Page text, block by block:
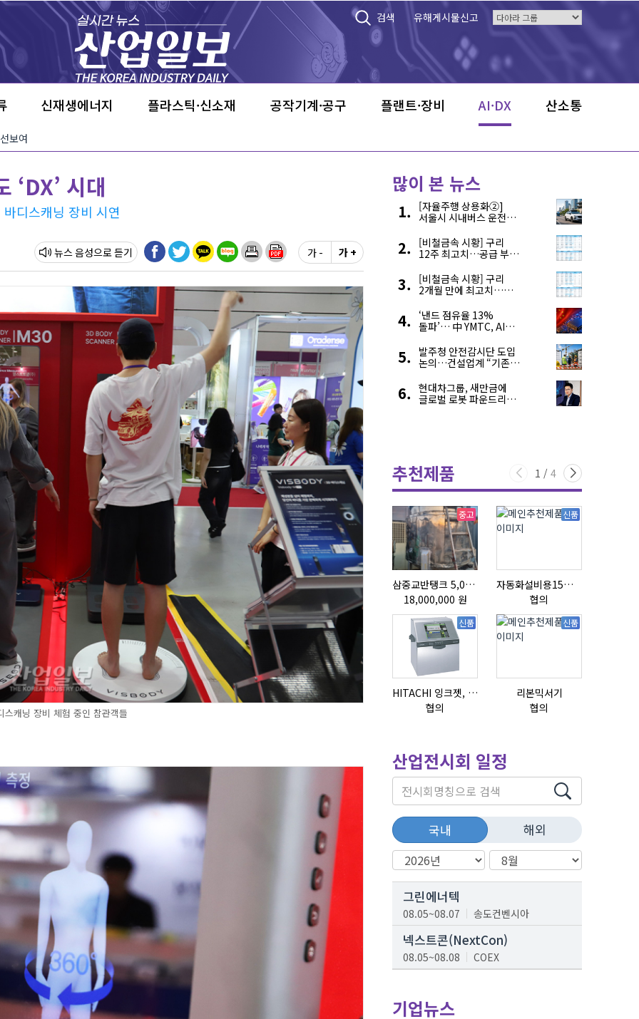
검색 유해게시물신고
신재생에너지 플라스틱·신소재 공작기계·공구 플랜트·장비 AI·DX 산소통
보여
‘DX’ 시대
디스캐닝 장비 시연
뉴스 음성 가 - 가 +
스캐닝 장비 체험 중인 참관객들
많이 본 뉴스
[자율주행 상용화②]
서울시 시내버스 운전자
해결한다
[비철금속 시황] 구리
12주 최고치…공급 부족
[비철금속 시황] 구리
2개월 만에 최고치…
우려 확대
‘낸드 점유율 13%
돌파’… 中 YMTC, AI
4위 맹추격
발주청 안전감시단 도입
논의…건설업계 “기존
현대차그룹, 새만금에
글로벌 로봇 파운드리
추천제품 1 / 4
중고
삼중교반탱크 5,000L
18,000,000 원
신품
자동화설비용15ml자동주입기
협의
신품
HITACHI 잉크젯, RX2-BD160S
협의
신품
리본믹서기
협의
산업전시회 일정
국내 해외
그린에너텍
08.05~08.07 송도컨벤시아
넥스트콘(NextCon)
08.05~08.08 COEX
08.19~08.21
기업뉴스